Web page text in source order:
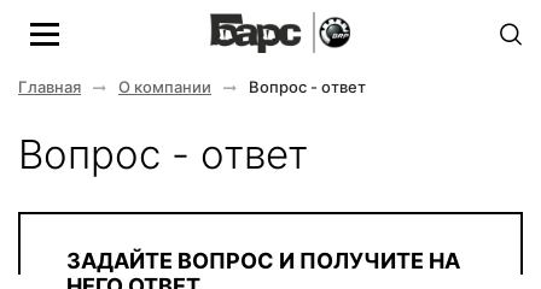
Главная О компании Вопрос - ответ
Вопрос - ответ
ЗАДАЙТЕ ВОПРОС И ПОЛУЧИТЕ НА